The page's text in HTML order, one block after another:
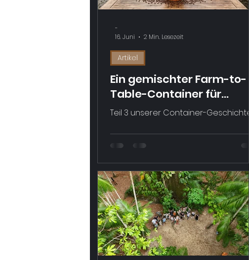
Ein gemischter Farm-to-
Table-Container für
Europa – Teil 3
Teil 3 unserer Container-Geschichte
Artikel
-
16. Juni
2 Min. Lesezeit